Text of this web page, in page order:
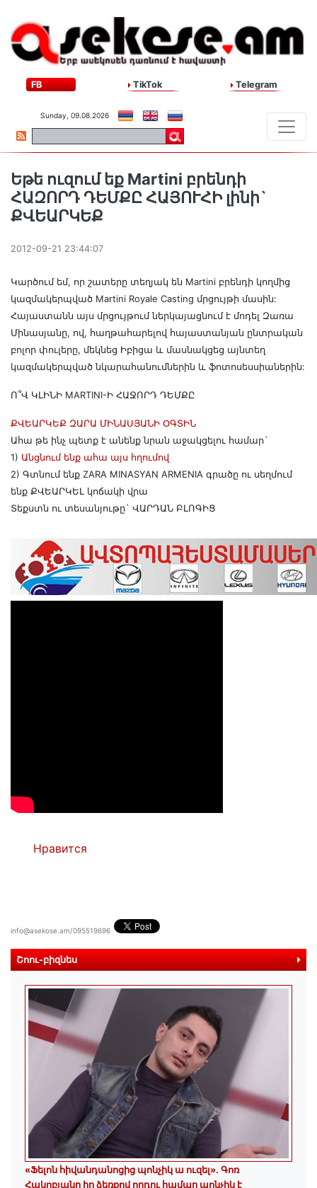
FB TikTok Telegram
Sunday, 09.08.2026
Եթե ուզում եք Martini բրենդի
ՀԱԶՈՐԴ ԴԵՄՔԸ ՀԱՅՈՒՀԻ լինի`
ՔՎԵԱՐԿԵՔ
2012-09-21 23:44:07
Կարծում եմ, որ շատերը տեղյակ են Martini բրենդի կողմից
կազմակերպված Martini Royale Casting մրցույթի մասին:
Հայաստանն այս մրցույթում ներկայացնում է մոդել Զառա
Մինասյանը, ով, հաղթահարելով հայաստանյան ընտրական
բոլոր փուլերը, մեկնեց Իբիցա և մասնակցեց այնտեղ
կազմակերպված նկարահանումներին և ֆոտոսեսսիաներին:
Ո՞Վ ԿԼԻՆԻ MARTINI-Ի ՀԱՋՈՐԴ ԴԵՄՔԸ
ՔՎԵԱՐԿԵՔ ԶԱՐԱ ՄԻՆԱՍՅԱՆԻ ՕԳՏԻՆ
Ահա թե ինչ պետք է անենք նրան աջակցելու համար`
1) Անցնում ենք ահա այս հղումով
2) Գտնում ենք ZARA MINASYAN ARMENIA գրածը ու սեղմում
ենք ՔՎԵԱՐԿԵԼ կոճակի վրա
Տեքստն ու տեսանյութը` ՎԱՐԴԱՆ ԲԼՈԳԻՑ
Нравится
info@asekose.am/095519696
Շոու-բիզնես more
«Ֆելոն հիվանդանոցից պոնչիկ ա ուզել». Գոռ
Հակոբյանը իր ձեռքով որդու համար պոնչիկ է